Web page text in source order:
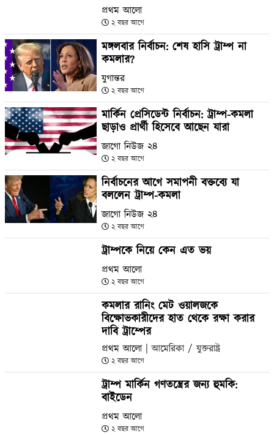
প্রথম আলো
২ বছর আগে
মঙ্গলবার নির্বাচন: শেষ হাসি ট্রাম্প না
কমলার?
যুগান্তর
২ বছর আগে
মার্কিন প্রেসিডেন্ট নির্বাচন: ট্রাম্প-কমলা
ছাড়াও প্রার্থী হিসেবে আছেন যারা
জাগো নিউজ ২৪
২ বছর আগে
নির্বাচনের আগে সমাপনী বক্তব্যে যা
বললেন ট্রাম্প-কমলা
জাগো নিউজ ২৪
২ বছর আগে
ট্রাম্পকে নিয়ে কেন এত ভয়
প্রথম আলো
২ বছর আগে
কমলার রানিং মেট ওয়ালজকে
বিক্ষোভকারীদের হাত থেকে রক্ষা করার
দাবি ট্রাম্পের
প্রথম আলো | আমেরিকা / যুক্তরাষ্ট্র
২ বছর আগে
ট্রাম্প মার্কিন গণতন্ত্রের জন্য হুমকি:
বাইডেন
প্রথম আলো
২ বছর আগে